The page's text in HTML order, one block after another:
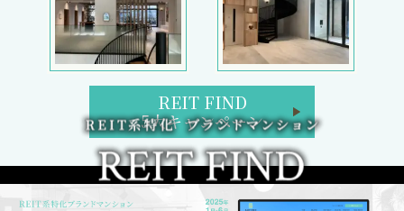
REIT FIND
5大キャンペーン